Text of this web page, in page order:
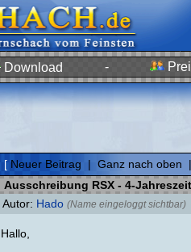
Download -
[ Neuer Beitrag | Ganz nach oben
Ausschreibung RSX - 4-
Autor: Hado (Name eingeloggt sichtbar)
Hallo,